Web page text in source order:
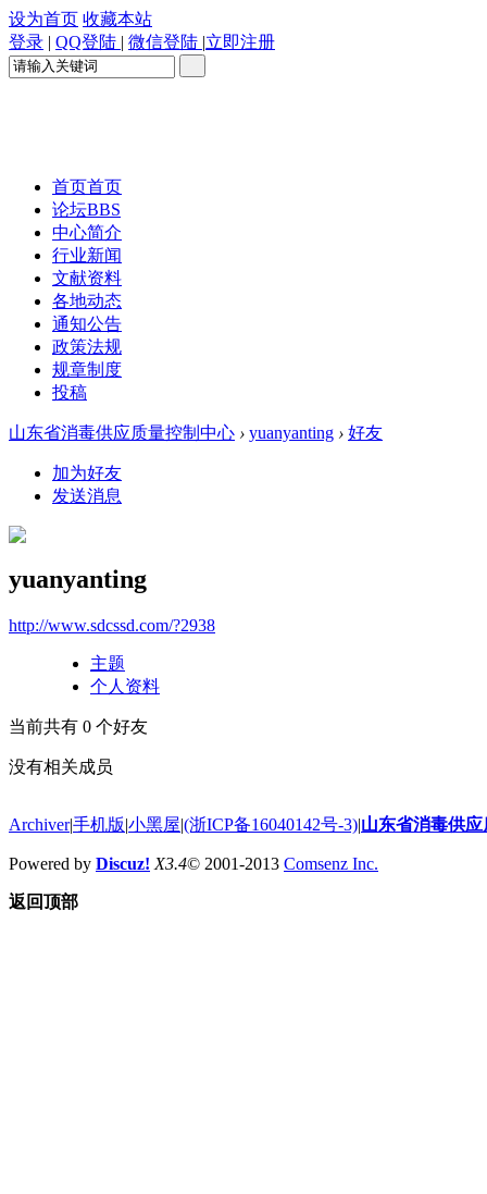
设为首页 收藏本站
登录 | QQ登陆 | 微信登陆 |立即注册
首页首页
论坛BBS
中心简介
行业新闻
文献资料
各地动态
通知公告
政策法规
规章制度
投稿
山东省消毒供应质量控制中心 › yuanyanting › 好友
加为好友
发送消息
yuanyanting
http://www.sdcssd.com/?2938
主题
个人资料
当前共有 0 个好友
没有相关成员
Archiver|手机版|小黑屋|(浙ICP备16040142号-3)|山东省消毒供
Powered by Discuz! X3.4© 2001-2013 Comsenz Inc.
返回顶部